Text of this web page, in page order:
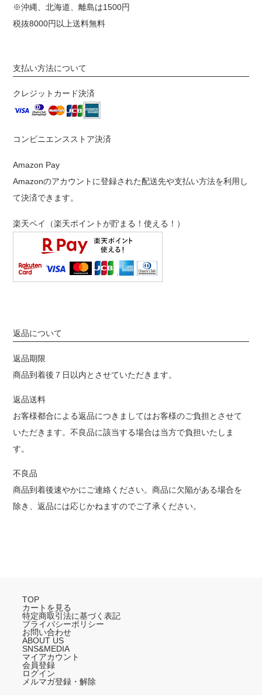
※沖縄、北海道、離島は1500円
税抜8000円以上送料無料
支払い方法について
クレジットカード決済
コンビニエンスストア決済
Amazon Pay
Amazonのアカウントに登録された配送先や支払い方法を利用し
て決済できます。
楽天ペイ（楽天ポイントが貯まる！使える！）
返品について
返品期限
商品到着後７日以内とさせていただきます。
返品送料
お客様都合による返品につきましてはお客様のご負担とさせて
いただきます。不良品に該当する場合は当方で負担いたしま
す。
不良品
商品到着後速やかにご連絡ください。商品に欠陥がある場合を
除き、返品には応じかねますのでご了承ください。
TOP
カートを見る
特定商取引法に基づく表記
プライバシーポリシー
お問い合わせ
ABOUT US
SNS&MEDIA
マイアカウント
会員登録
ログイン
メルマガ登録・解除